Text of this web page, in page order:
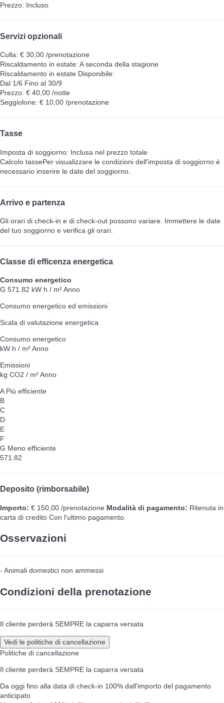
Prezzo: Incluso
Servizi opzionali
Culla: € 30,00 /prenotazione
Riscaldamento in estate: A seconda della stagione
Riscaldamento in estate Disponibile:
Dal 1/6 Fino al 30/9
Prezzo: € 40,00 /notte
Seggiolone: € 10,00 /prenotazione
Tasse
Imposta di soggiorno: Inclusa nel prezzo totale
Calcolo tassePer visualizzare le condizioni dell'imposta di soggiorno è
necessario inserire le date del soggiorno.
Arrivo e partenza
Gli orari di check-in e di check-out possono variare. Immettere le date
del tuo soggiorno e verifica gli orari.
Classe di efficenza energetica
Consumo energetico
G 571.82 kW h / m² Anno
Consumo energetico ed emissioni
Scala di valutazione energetica
Consumo energetico
kW h / m² Anno
Emissioni
kg CO2 / m² Anno
APiù efficiente
B
C
D
E
F
G Meno efficiente
571.82
Deposito (rimborsabile)
Importo: € 150,00 /prenotazione Modalità di pagamento: Ritenuta in
carta di credito Con l'ultimo pagamento.
Osservazioni
- Animali domestici non ammessi
Condizioni della prenotazione
Il cliente perderà SEMPRE la caparra versata
Vedi le politiche di cancellazione
Politiche di cancellazione
Il cliente perderà SEMPRE la caparra versata
Da oggi fino alla data di check-in 100% dall'importo del pagamento
anticipato